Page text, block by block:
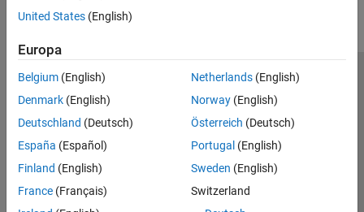
United States (English)
Europa
Belgium (English)
Denmark (English)
Deutschland (Deutsch)
España (Español)
Finland (English)
France (Français)
Netherlands(English)
Norway(English)
Österreich (Deutsch)
Portugal (English)
Sweden (English)
Switzerland
Trust Center
Datenschutz-Richtlinien
Datendiebstahl verhindern
Status von Anwendungen
© 1994-2026 The MathWorks, Inc.
Website auswählen
Deutschland